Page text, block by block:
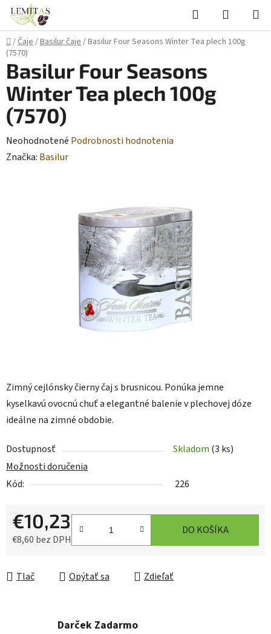
Prejsť
obsah
Hľadať
KOŠÍK
Domov
/Čaje/Basilur čaje/Basilur Four Seasons Winter Tea plech 100g
(7570)
Zimný cejlónsky čierny čaj s brusnicou. Ponúka jemne
kyselkavú ovocnú chuť a elegantné balenie v plechovej dóze
ideálne na zimné obdobie.
Dostupnosť Skladom (3 ks)
Možnosti doručenia
Kód:
226
€10,23
€8,60 bez DPH
DO KOŠÍKA
Tlač Opýtať sa Zdieľať
Basilur Four Seasons
Winter Tea plech 100g
(7570)
Priemerné
hodnotenie
Neohodnotené Podrobnosti hodnotenia
Značka: Basilur
Darček Zadarmo